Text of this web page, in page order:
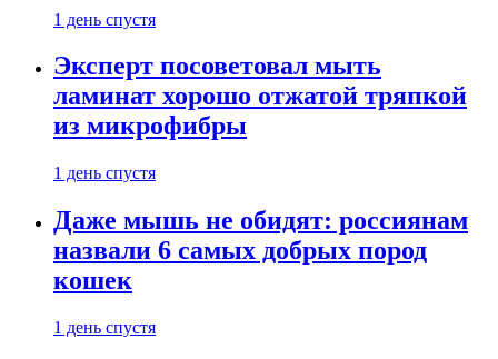
1 день спустя
Эксперт посоветовал мыть
ламинат хорошо отжатой тряпкой
из микрофибры
1 день спустя
Даже мышь не обидят: россиянам
назвали 6 самых добрых пород
кошек
1 день спустя